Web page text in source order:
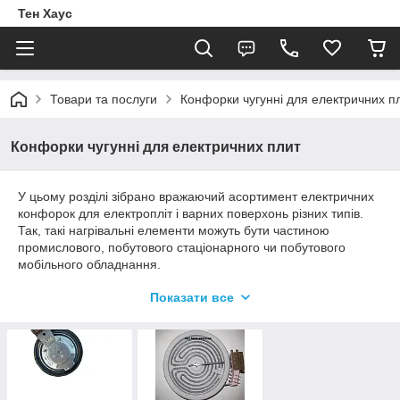
Тен Хаус
Товари та послуги Конфорки чугунні для електричних
Конфорки чугунні для електричних плит
У цьому розділі зібрано вражаючий асортимент електричних
конфорок для електропліт і варних поверхонь різних типів.
Так, такі нагрівальні елементи можуть бути частиною
промислового, побутового стаціонарного чи побутового
мобільного обладнання.
керамічну та чугуну. Продукцію з кераміки встановлюють в
чугуні встановлюються в звичайних електроплітах з металу
на одну, дві, чотири конфорки.
Вся продукція доступна для замовлення оптом і в розпірку,
Показати все